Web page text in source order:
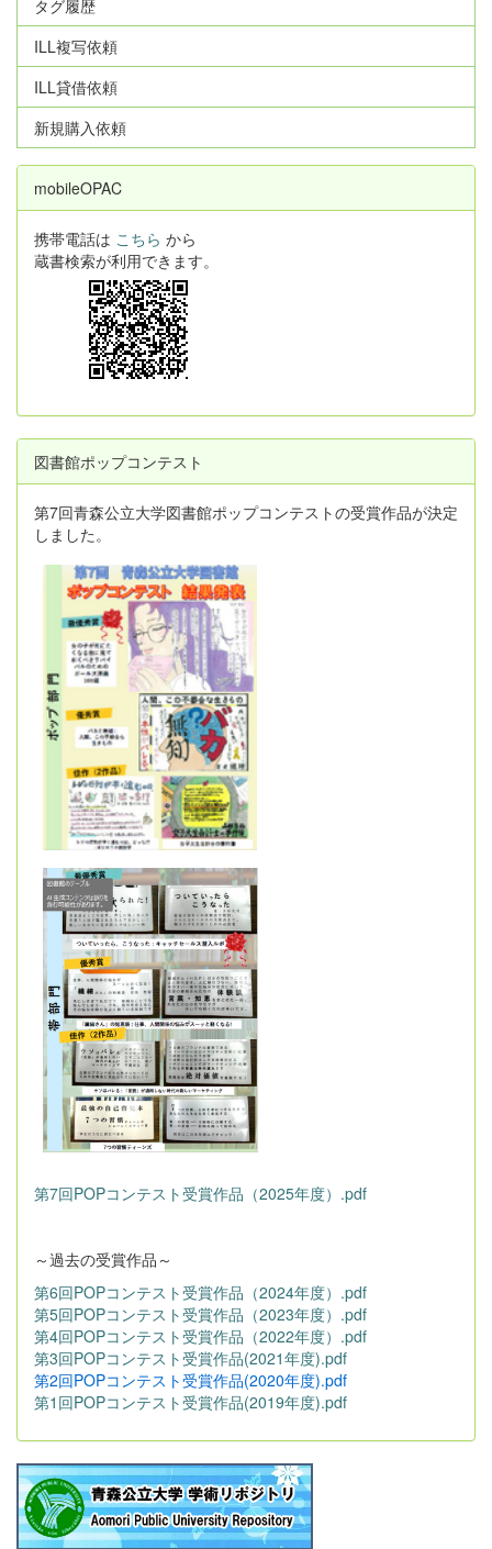
タグ履歴
ILL複写依頼
ILL貸借依頼
新規購入依頼
mobileOPAC
携帯電話は こちら から
蔵書検索が利用できます。
図書館ポップコンテスト
第7回青森公立大学図書館ポップコンテストの受賞作品が決定
しました。
第7回POPコンテスト受賞作品（2025年度）.pdf
～過去の受賞作品～
第6回POPコンテスト受賞作品（2024年度）.pdf
第5回POPコンテスト受賞作品（2023年度）.pdf
第4回POPコンテスト受賞作品（2022年度）.pdf
第3回POPコンテスト受賞作品(2021年度).pdf
第2回POPコンテスト受賞作品(2020年度).pdf
第1回POPコンテスト受賞作品(2019年度).pdf